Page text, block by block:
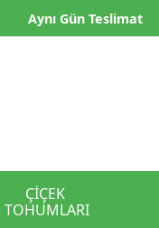
Aynı Gün Teslimat
ÇİÇEK
TOHUMLARI